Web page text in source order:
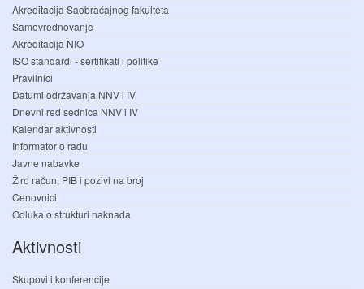
Akreditacija Saobraćajnog fakulteta
Samovrednovanje
Akreditacija NIO
ISO standardi - sertifikati i politike
Pravilnici
Datumi održavanja NNV i IV
Dnevni red sednica NNV i IV
Kalendar aktivnosti
Informator o radu
Javne nabavke
Žiro račun, PIB i pozivi na broj
Cenovnici
Odluka o strukturi naknada
Aktivnosti
Skupovi i konferencije